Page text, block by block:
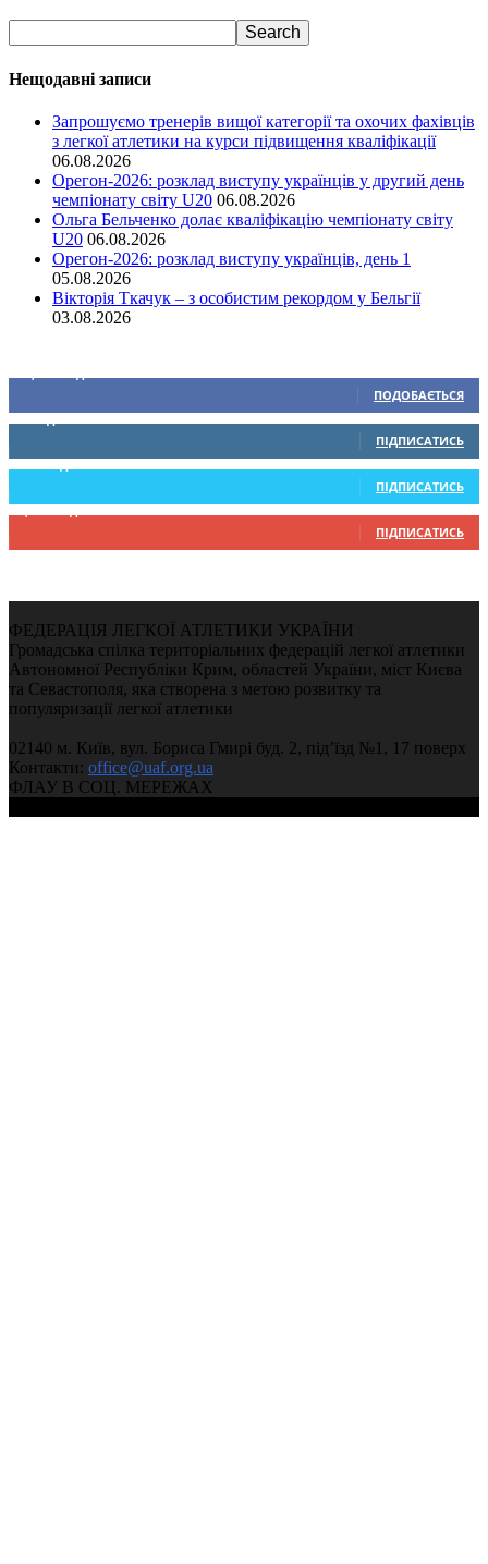
Нещодавні записи
Запрошуємо тренерів вищої категорії та охочих фахівців
з легкої атлетики на курси підвищення кваліфікації
06.08.2026
Орегон-2026: розклад виступу українців у другий день
чемпіонату світу U20 06.08.2026
Ольга Бельченко долає кваліфікацію чемпіонату світу
U20 06.08.2026
Орегон-2026: розклад виступу українців, день 1
05.08.2026
Вікторія Ткачук – з особистим рекордом у Бельгії
03.08.2026
ПОДОБАЄТЬСЯ
0 Підписників
ПІДПИСАТИСЬ
234 Підписників
ПІДПИСАТИСЬ
9,370 Підписників
ПІДПИСАТИСЬ
ФЕДЕРАЦІЯ ЛЕГКОЇ АТЛЕТИКИ УКРАЇНИ
Громадська спілка територіальних федерацій легкої атлетики
Автономної Республіки Крим, областей України, міст Києва
та Севастополя, яка створена з метою розвитку та
популяризації легкої атлетики
02140 м. Київ, вул. Бориса Гмирі буд. 2, під’їзд №1, 17 поверх
Контакти: office@uaf.org.ua
ФЛАУ В СОЦ. МЕРЕЖАХ